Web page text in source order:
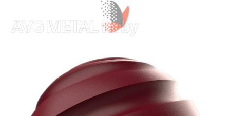
AVG METAL farby